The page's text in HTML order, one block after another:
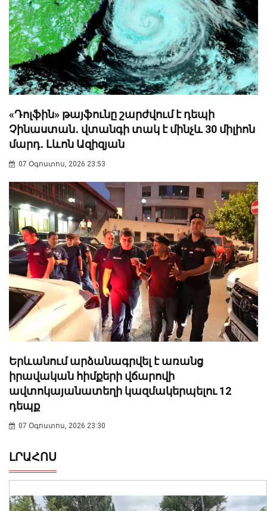
«Դոլֆին» թայֆունը շարժվում է դեպի
Չինաստան․ վտանգի տակ է մինչև 30 միլիոն
մարդ․ Լևոն Ազիզյան
07 Օգոստոս, 2026 23:53
Երևանում արձանագրվել է առանց
իրավական հիմքերի վճարովի
ավտոկայանատեղի կազմակերպելու 12
դեպք
07 Օգոստոս, 2026 23:30
ԼՐԱՀՈՍ